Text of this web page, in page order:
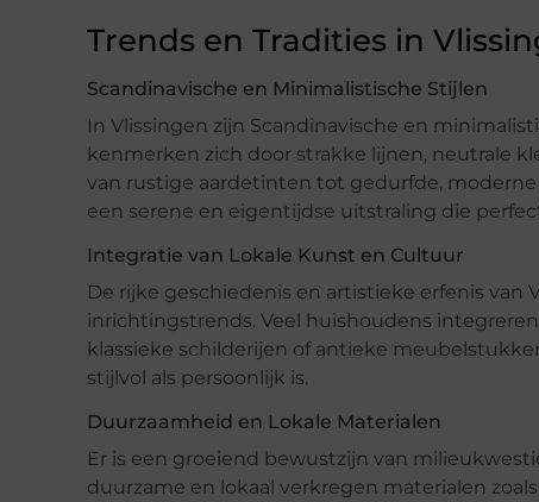
Trends en Tradities in
Scandinavische en Minimalistische Stijlen
In Vlissingen zijn Scandinavische en
kenmerken zich door strakke lijnen, neutrale
van rustige aardetinten tot gedurfde,
een serene en eigentijdse uitstraling die
Integratie van Lokale Kunst en Cultuur
De rijke geschiedenis en artistieke erfenis
inrichtingstrends. Veel huishoudens
klassieke schilderijen of antieke
stijlvol als persoonlijk is.
Duurzaamheid en Lokale Materialen
Er is een groeiend bewustzijn van
duurzame en lokaal verkregen materialen